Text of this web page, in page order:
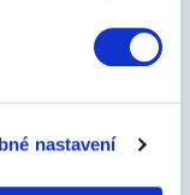
nastavení
vlny s
přirozené